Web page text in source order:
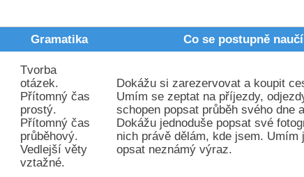
Gramatika Co se postupně
Tvorba
otázek.
Přítomný čas
prostý.
Přítomný čas
průběhový.
Vedlejší věty
vztažné.
Dokážu si zarezervovat a koupit
Umím se zeptat na příjezdy,
schopen popsat průběh svého dne
Dokážu jednoduše popsat své
nich právě dělám, kde jsem. Umím
opsat neznámý výraz.